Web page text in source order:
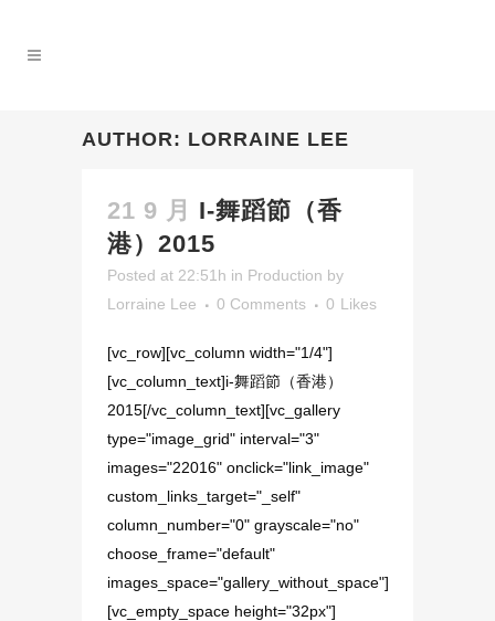
AUTHOR: LORRAINE LEE
21 9 月 I-舞蹈節（香
港）2015
Posted at 22:51h in Production by
Lorraine Lee
0 Comments 0 Likes
[vc_row][vc_column width="1/4"]
[vc_column_text]i-舞蹈節（香港）
2015[/vc_column_text][vc_gallery
type="image_grid" interval="3"
images="22016" onclick="link_image"
custom_links_target="_self"
column_number="0" grayscale="no"
choose_frame="default"
images_space="gallery_without_space"]
[vc_empty_space height="32px"]